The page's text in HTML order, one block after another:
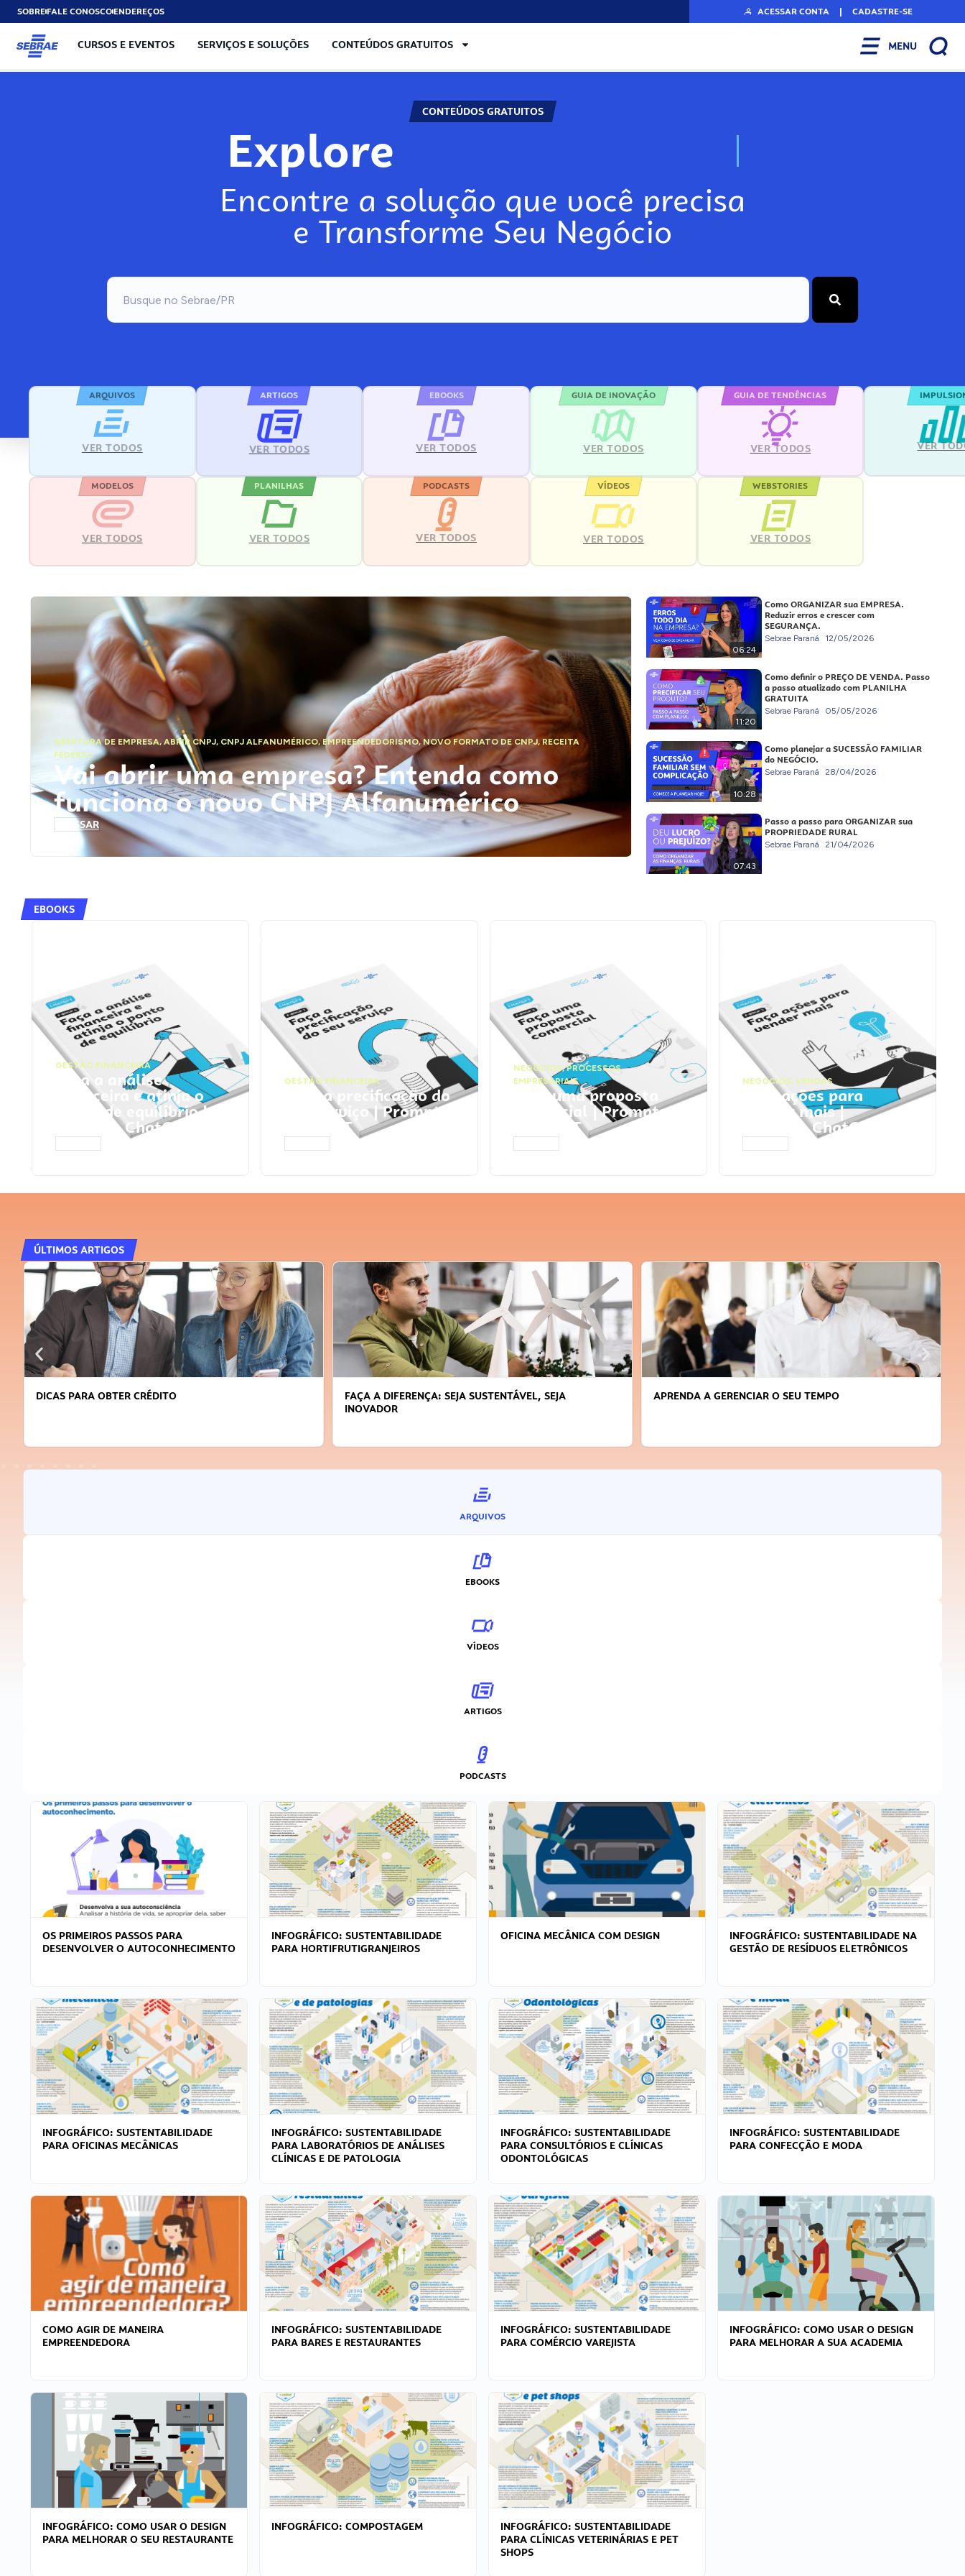
SOBREFALE CONOSCOENDEREÇOS ACESSAR CONTA | CADASTRE-SE
CURSOS E EVENTOS SERVIÇOS E SOLUÇÕES CONTEÚDOS GRATUITOS MENU
CONTEÚDOS GRATUITOS
Explore N
Encontre a solução que você precisa
e Transforme Seu Negócio
ARQUIVOS
VER TODOS
ARTIGOS
VER TODOS
EBOOKS
VER TODOS
GUIA DE INOVAÇÃO
VER TODOS
GUIA DE TENDÊNCIAS
VER TODOS VER
MODELOS
VER TODOS
PLANILHAS
VER TODOS
PODCASTS
VER TODOS
VÍDEOS
VER TODOS
WEBSTORIES
VER TODOS
ABERTURA DE EMPRESA,ABRIR CNPJ, CNPJ ALFANUMÉRICO, EMPREENDEDORISMO,NOVO FORMATO DE CNPJ,RECEITA
FEDERAL
Vai abrir uma empresa? Entenda como
funciona o novo CNPJ Alfanumérico
ACESSAR
06:24
Como ORGANIZAR sua EMPRESA.
Reduzir erros e crescer com
SEGURANÇA.
Sebrae Paraná 12/05/2026
11:20
Como definir o PREÇO DE VENDA. Passo
a passo atualizado com PLANILHA
GRATUITA
Sebrae Paraná 05/05/2026
10:28
Como planejar a SUCESSÃO FAMILIAR
do NEGÓCIO.
Sebrae Paraná 28/04/2026
07:43
Passo a passo para ORGANIZAR sua
PROPRIEDADE RURAL
Sebrae Paraná 21/04/2026
EBOOKS
GESTÃO FINANCEIRA
Faça a análise
financeira e atinja o
ponto de equilíbrio |
Prompts ChatGPT
GESTÃO FINANCEIRA
Faça a precificação do
seu serviço | Prompts
ChatGPT
NEGÓCIOS,PROCESSOS
EMPRESARIAIS
Faça uma proposta
comercial | Prompts
ChatGPT
NEGÓCIOS, VENDAS
Faça ações para
vender mais |
Prompts ChatGPT
ÚLTIMOS ARTIGOS
DICAS PARA OBTER CRÉDITO
FAÇA A DIFERENÇA: SEJA SUSTENTÁVEL, SEJA
INOVADOR
APRENDA A GERENCIAR O SEU TEMPO
ARQUIVOS
EBOOKS
VÍDEOS
ARTIGOS
PODCASTS
OS PRIMEIROS PASSOS PARA
DESENVOLVER O AUTOCONHECIMENTO
INFOGRÁFICO: SUSTENTABILIDADE
PARA HORTIFRUTIGRANJEIROS
OFICINA MECÂNICA COM DESIGN
INFOGRÁFICO: SUSTENTABILIDADE NA
GESTÃO DE RESÍDUOS ELETRÔNICOS
INFOGRÁFICO: SUSTENTABILIDADE
PARA OFICINAS MECÂNICAS
INFOGRÁFICO: SUSTENTABILIDADE
PARA LABORATÓRIOS DE ANÁLISES
CLÍNICAS E DE PATOLOGIA
INFOGRÁFICO: SUSTENTABILIDADE
PARA CONSULTÓRIOS E CLÍNICAS
ODONTOLÓGICAS
INFOGRÁFICO: SUSTENTABILIDADE
PARA CONFECÇÃO E MODA
COMO AGIR DE MANEIRA
EMPREENDEDORA
INFOGRÁFICO: SUSTENTABILIDADE
PARA BARES E RESTAURANTES
INFOGRÁFICO: SUSTENTABILIDADE
PARA COMÉRCIO VAREJISTA
INFOGRÁFICO: COMO USAR O DESIGN
PARA MELHORAR A SUA ACADEMIA
INFOGRÁFICO: COMO USAR O DESIGN
PARA MELHORAR O SEU RESTAURANTE
INFOGRÁFICO: COMPOSTAGEM
INFOGRÁFICO: SUSTENTABILIDADE
PARA CLÍNICAS VETERINÁRIAS E PET
SHOPS